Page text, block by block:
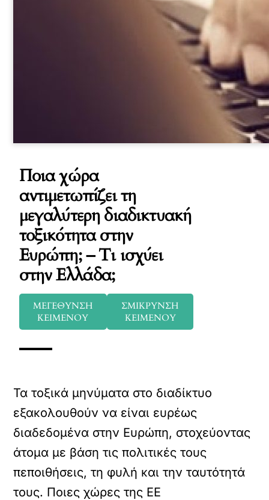
Ποια χώρα
αντιμετωπίζει τη
μεγαλύτερη διαδικτυακή
τοξικότητα στην
Ευρώπη; – Τι ισχύει
στην Ελλάδα;
ΜΕΓΕΘΥΝΣΗ
ΚΕΙΜΕΝΟΥ
ΣΜΙΚΡΥΝΣΗ
ΚΕΙΜΕΝΟΥ
Τα τοξικά μηνύματα στο διαδίκτυο
εξακολουθούν να είναι ευρέως
διαδεδομένα στην Ευρώπη, στοχεύοντας
άτομα με βάση τις πολιτικές τους
πεποιθήσεις, τη φυλή και την ταυτότητά
τους. Ποιες χώρες της ΕΕ